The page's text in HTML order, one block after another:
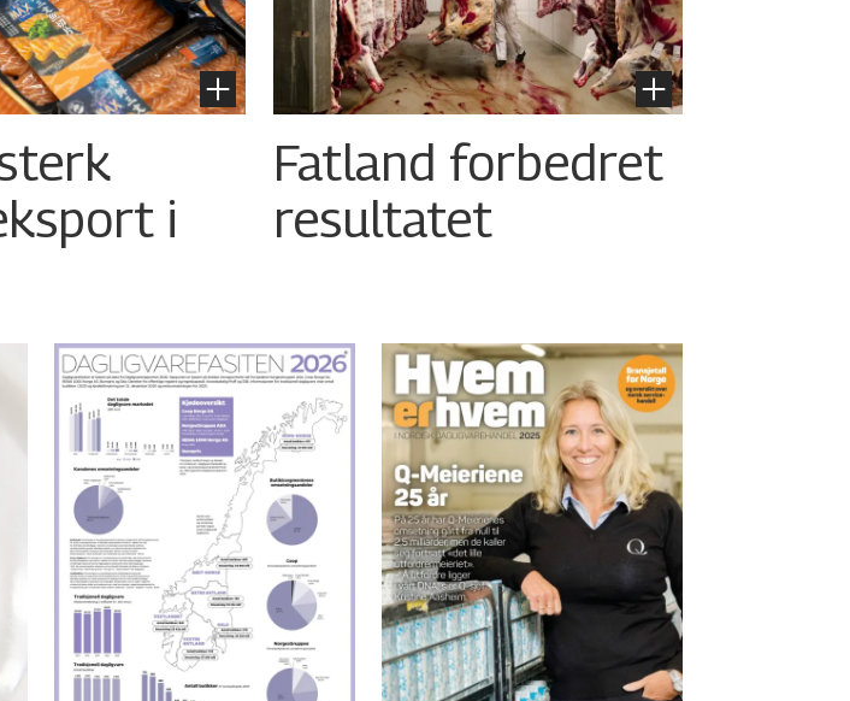
i
Fatland forbedret
resultatet